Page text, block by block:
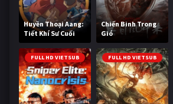
Huyền Thoại Aang:
Tiết Khí Sư Cuối
Cùng
Chiến Binh Trong
Gió
FULL HD VIETSUB FULL HD VIETSUB